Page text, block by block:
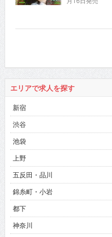
エリアで求人を探す
新宿
渋谷
池袋
上野
五反田・品川
錦糸町・小岩
都下
神奈川